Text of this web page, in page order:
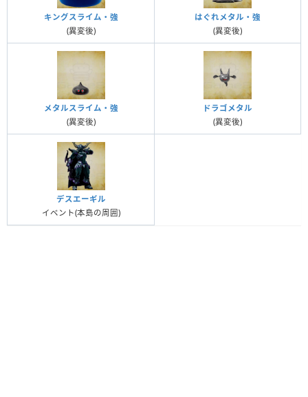
キングスライム・強
(異変後)
はぐれメタル・強
(異変後)
メタルスライム・強
(異変後)
ドラゴメタル
(異変後)
デスエーギル
イベント(本島の周囲)